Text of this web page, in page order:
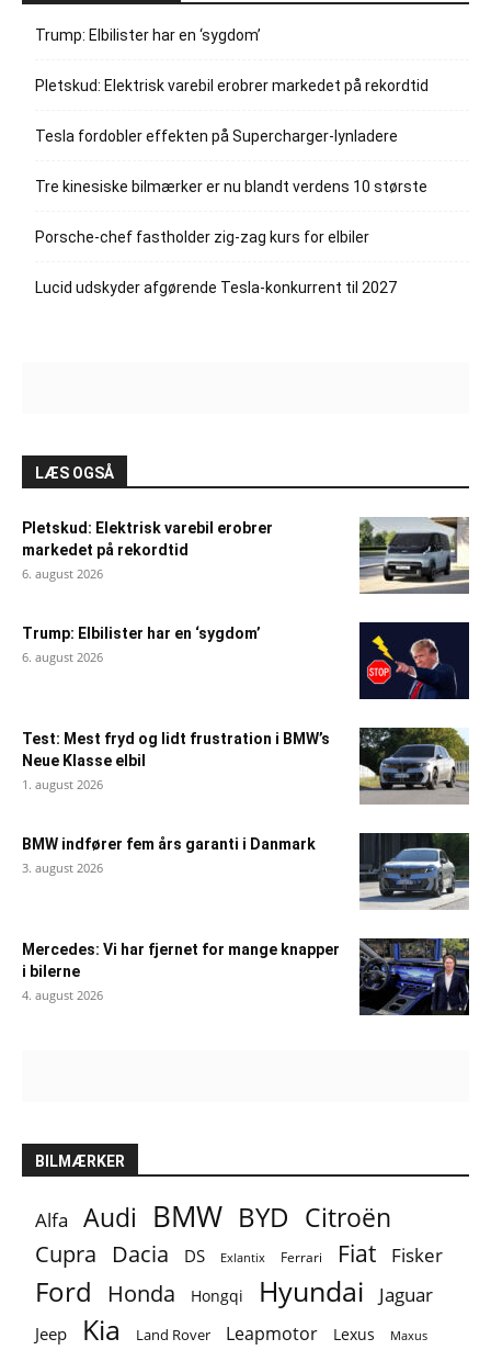
Trump: Elbilister har en ‘sygdom’
Pletskud: Elektrisk varebil erobrer markedet på rekordtid
Tesla fordobler effekten på Supercharger-lynladere
Tre kinesiske bilmærker er nu blandt verdens 10 største
Porsche-chef fastholder zig-zag kurs for elbiler
Lucid udskyder afgørende Tesla-konkurrent til 2027
LÆS OGSÅ
Pletskud: Elektrisk varebil erobrer
markedet på rekordtid
6. august 2026
Trump: Elbilister har en ‘sygdom’
6. august 2026
Test: Mest fryd og lidt frustration i BMW’s
Neue Klasse elbil
1. august 2026
BMW indfører fem års garanti i Danmark
3. august 2026
Mercedes: Vi har fjernet for mange knapper
i bilerne
4. august 2026
BILMÆRKER
Alfa Audi BMW BYD Citroën
Cupra Dacia DS Exlantix Ferrari Fiat Fisker
Ford Honda Hongqi Hyundai Jaguar
Jeep Kia Land Rover Leapmotor Lexus Maxus